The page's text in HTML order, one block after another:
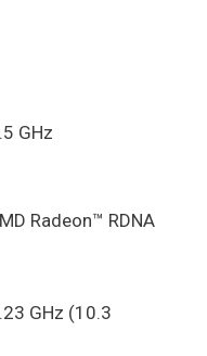
GHz
Radeon™ RDNA
GHz (10.3